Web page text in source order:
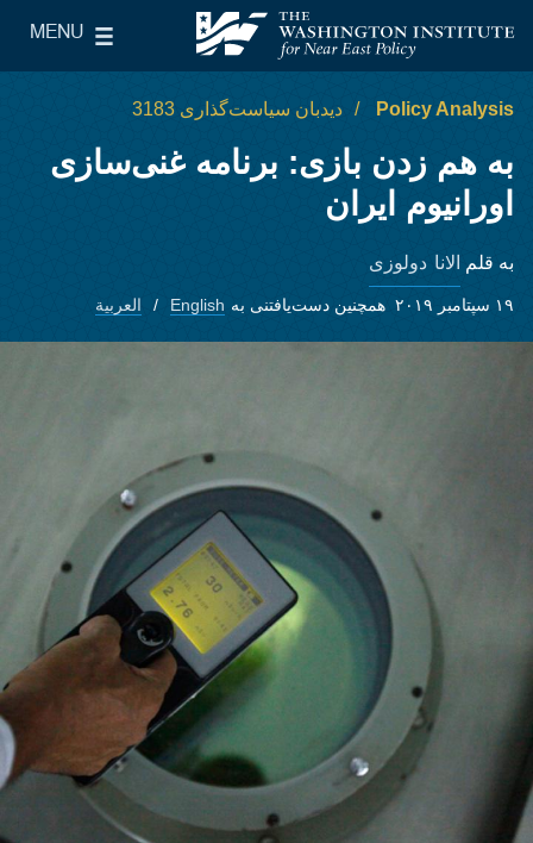
The Washington Institute for Near East Policy
MENU
Main Menu
Policy Analysis دیدبان سیاست‌گذاری 3183
به هم زدن بازی: برنامه غنی‌سازی
اورانیوم ایران
به قلم الانا دو‌لوزی
۱۹ سپتامبر ۲۰۱۹ همچنین دست‌یافتنی به English العربية